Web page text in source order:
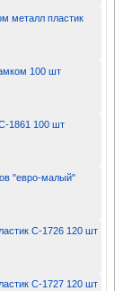
металл пластик
100 шт
1861 100 шт
"евро-малый"
С-1726 120 шт
С-1727 120 шт